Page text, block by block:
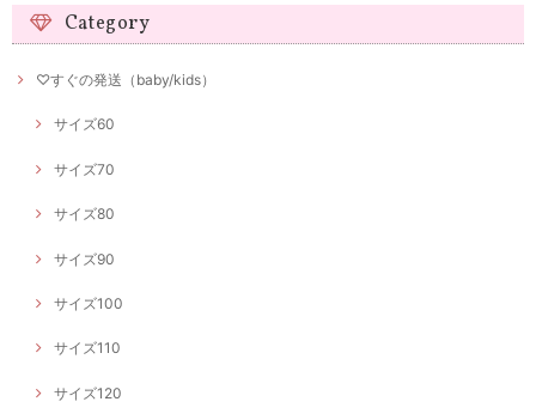
Category
♡すぐの発送（baby/kids）
サイズ60
サイズ70
サイズ80
サイズ90
サイズ100
サイズ110
サイズ120